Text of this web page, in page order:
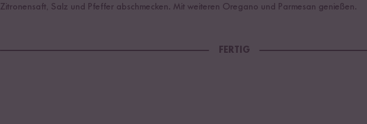
Zitronensaft, Salz und Pfeffer abschmecken. Mit weiteren Oregano und Parmesan genießen.
FERTIG